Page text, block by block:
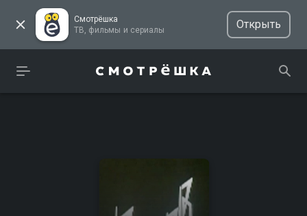
Смотрёшка
ТВ, фильмы и сериалы
Открыть